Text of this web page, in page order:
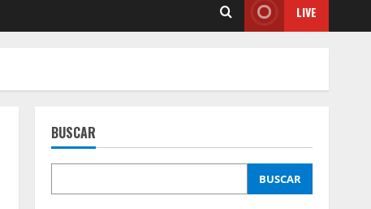
LIVE
BUSCAR
BUSCAR